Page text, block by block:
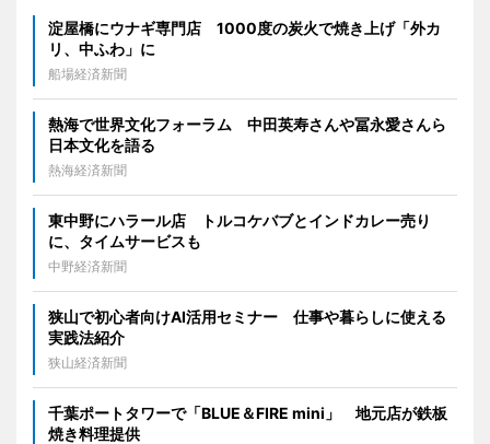
淀屋橋にウナギ専門店 1000度の炭火で焼き上げ「外カ
リ、中ふわ」に
船場経済新聞
熱海で世界文化フォーラム 中田英寿さんや冨永愛さんら
日本文化を語る
熱海経済新聞
東中野にハラール店 トルコケバブとインドカレー売り
に、タイムサービスも
中野経済新聞
狭山で初心者向けAI活用セミナー 仕事や暮らしに使える
実践法紹介
狭山経済新聞
千葉ポートタワーで「BLUE＆FIRE mini」 地元店が鉄板
焼き料理提供